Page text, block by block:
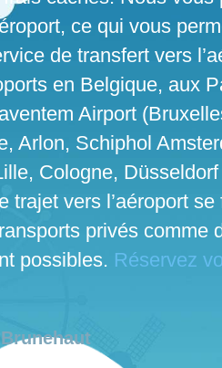
ce qui vous
de transfert vers
en Belgique, aux
Airport
Arlon, Schiphol
Cologne,
trajet vers l’aéroport
privés comme
possibles. Réservez